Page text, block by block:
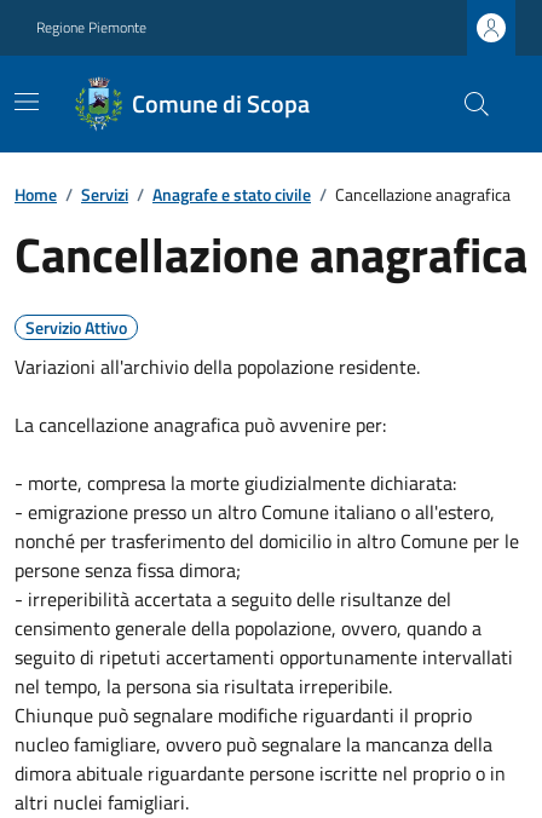
Regione Piemonte
Comune di Scopa
Home / Servizi / Anagrafe e stato civile / Cancellazione anagrafica
Cancellazione anagrafica
Servizio Attivo
Variazioni all'archivio della popolazione residente.
La cancellazione anagrafica può avvenire per:
- morte, compresa la morte giudizialmente dichiarata:
- emigrazione presso un altro Comune italiano o all'estero,
nonché per trasferimento del domicilio in altro Comune per le
persone senza fissa dimora;
- irreperibilità accertata a seguito delle risultanze del
censimento generale della popolazione, ovvero, quando a
seguito di ripetuti accertamenti opportunamente intervallati
nel tempo, la persona sia risultata irreperibile.
Chiunque può segnalare modifiche riguardanti il proprio
nucleo famigliare, ovvero può segnalare la mancanza della
dimora abituale riguardante persone iscritte nel proprio o in
altri nuclei famigliari.